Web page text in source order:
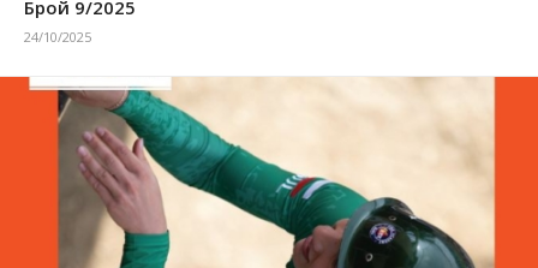
Брой 9/2025
24/10/2025